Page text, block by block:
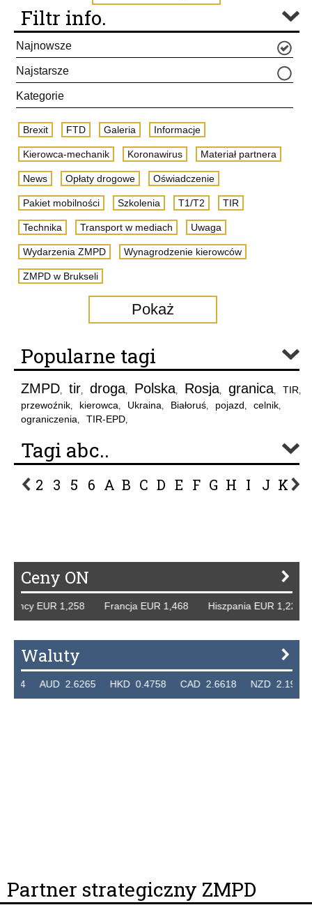
Filtr info.
Najnowsze
Najstarsze
Kategorie
Brexit FTD Galeria Informacje
Kierowca-mechanik Koronawirus Materiał partnera
News Opłaty drogowe Oświadczenie
Pakiet mobilności Szkolenia T1/T2 TIR
Technika Transport w mediach Uwaga
Wydarzenia ZMPD Wynagrodzenie kierowców
ZMPD w Brukseli
Pokaż
Popularne tagi
ZMPD, tir, droga, Polska, Rosja, granica, TIR,
przewoźnik, kierowca, Ukraina, Białoruś, pojazd, celnik,
ograniczenia, TIR-EPD,
Tagi abc..
2 3 5 6 A B C D E F G H I J K L
Ceny ON
EUR 1,258 Francja EUR 1,468 Hiszpania EUR 1,229
Waluty
AUD 2.6265 HKD 0.4758 CAD 2.6618 NZD 2.1914
Partner strategiczny ZMPD